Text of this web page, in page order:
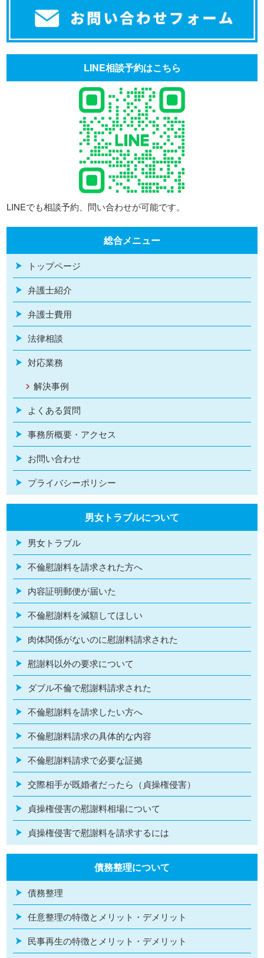
LINE相談予約はこちら
LINEでも相談予約、問い合わせが可能です。
総合メニュー
トップページ
弁護士紹介
弁護士費用
法律相談
対応業務
解決事例
よくある質問
事務所概要・アクセス
お問い合わせ
プライバシーポリシー
男女トラブルについて
男女トラブル
不倫慰謝料を請求された方へ
内容証明郵便が届いた
不倫慰謝料を減額してほしい
肉体関係がないのに慰謝料請求された
慰謝料以外の要求について
ダブル不倫で慰謝料請求された
不倫慰謝料を請求したい方へ
不倫慰謝料請求の具体的な内容
不倫慰謝料請求で必要な証拠
交際相手が既婚者だったら（貞操権侵害）
貞操権侵害の慰謝料相場について
貞操権侵害で慰謝料を請求するには
債務整理について
債務整理
任意整理の特徴とメリット・デメリット
民事再生の特徴とメリット・デメリット